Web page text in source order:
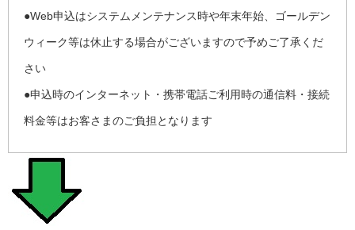
●Web申込はシステムメンテナンス時や年末年始、ゴールデン
ウィーク等は休止する場合がございますので予めご了承くだ
さい
●申込時のインターネット・携帯電話ご利用時の通信料・接続
料金等はお客さまのご負担となります